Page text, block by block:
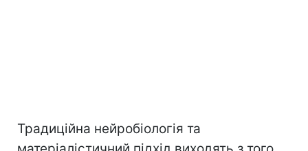
Традиційна нейробіологія та